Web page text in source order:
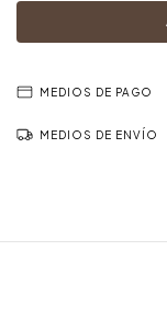
MEDIOS DE PAGO
MEDIOS DE ENVÍO